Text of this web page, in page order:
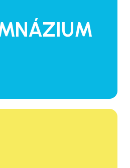
a v dalších oblastech.